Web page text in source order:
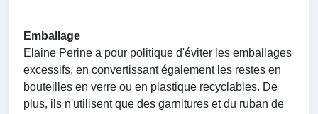
Emballage
Elaine Perine a pour politique d'éviter les emballages
excessifs, en convertissant également les restes en
bouteilles en verre ou en plastique recyclables. De
plus, ils n'utilisent que des garnitures et du ruban de